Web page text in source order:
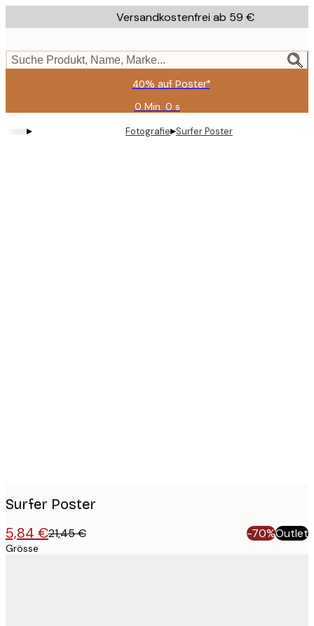
to
content.
Versandkostenfrei ab 59 €
Suche Produkt, Name, Marke...
40% auf Poster*
0 Min. 0 s
Gültig
bis:
2026-
▸ Fotografie▸Surfer Poster
Surfer Poster
5,84 €21,45 € -70%Outlet
Grösse